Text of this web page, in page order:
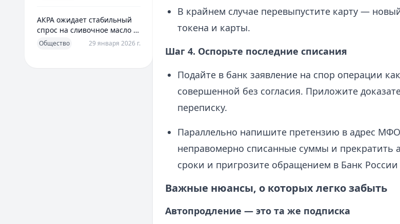
АКРА ожидает стабильный
спрос на сливочное масло в
2026 году
Общество 29 января 2026 г.
В крайнем случае перевыпустите карту —
токена и карты.
Шаг 4. Оспорьте последние списания
Подайте в банк заявление на спор операции
совершенной без согласия. Приложите
переписку.
Параллельно напишите претензию в адрес
неправомерно списанные суммы и прекратить
сроки и пригрозите обращением в Банк
Важные нюансы, о которых легко забыть
Автопродление — это та же подписка